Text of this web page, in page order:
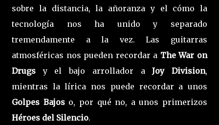
sobre la distancia, la añoranza y el cómo la
tecnología nos ha unido y separado
tremendamente a la vez. Las guitarras
atmosféricas nos pueden recordar a The War on
Drugs y el bajo arrollador aJoy Division,
mientras la lírica nos puede recordar a unos
Golpes Bajoso, por qué no, a unos primerizos
Héroes del Silencio.